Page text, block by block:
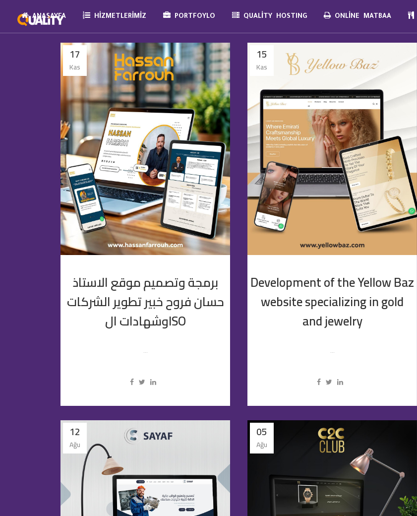
ANASAYFA HIZMETLERIMIZ PORTFOYLO QUALITY HOSTING ONLINE MATBAA
17
Kas
برمجة وتصميم موقع الاستاذ
حسان فروح خبير تطوير الشركات
وشهادات الISO
...
15
Kas
Development of the Yellow Baz
website specializing in gold
and jewelry
...
12
Ağu
05
Ağu